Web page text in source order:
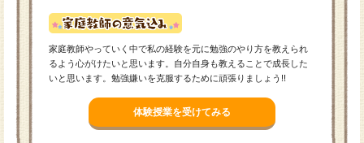
家庭教師やっていく中で私の経験を元に勉強のやり方を教えられ
るよう心がけたいと思います。自分自身も教えることで成長した
いと思います。勉強嫌いを克服するために頑張りましょう!!
体験授業を受けてみる